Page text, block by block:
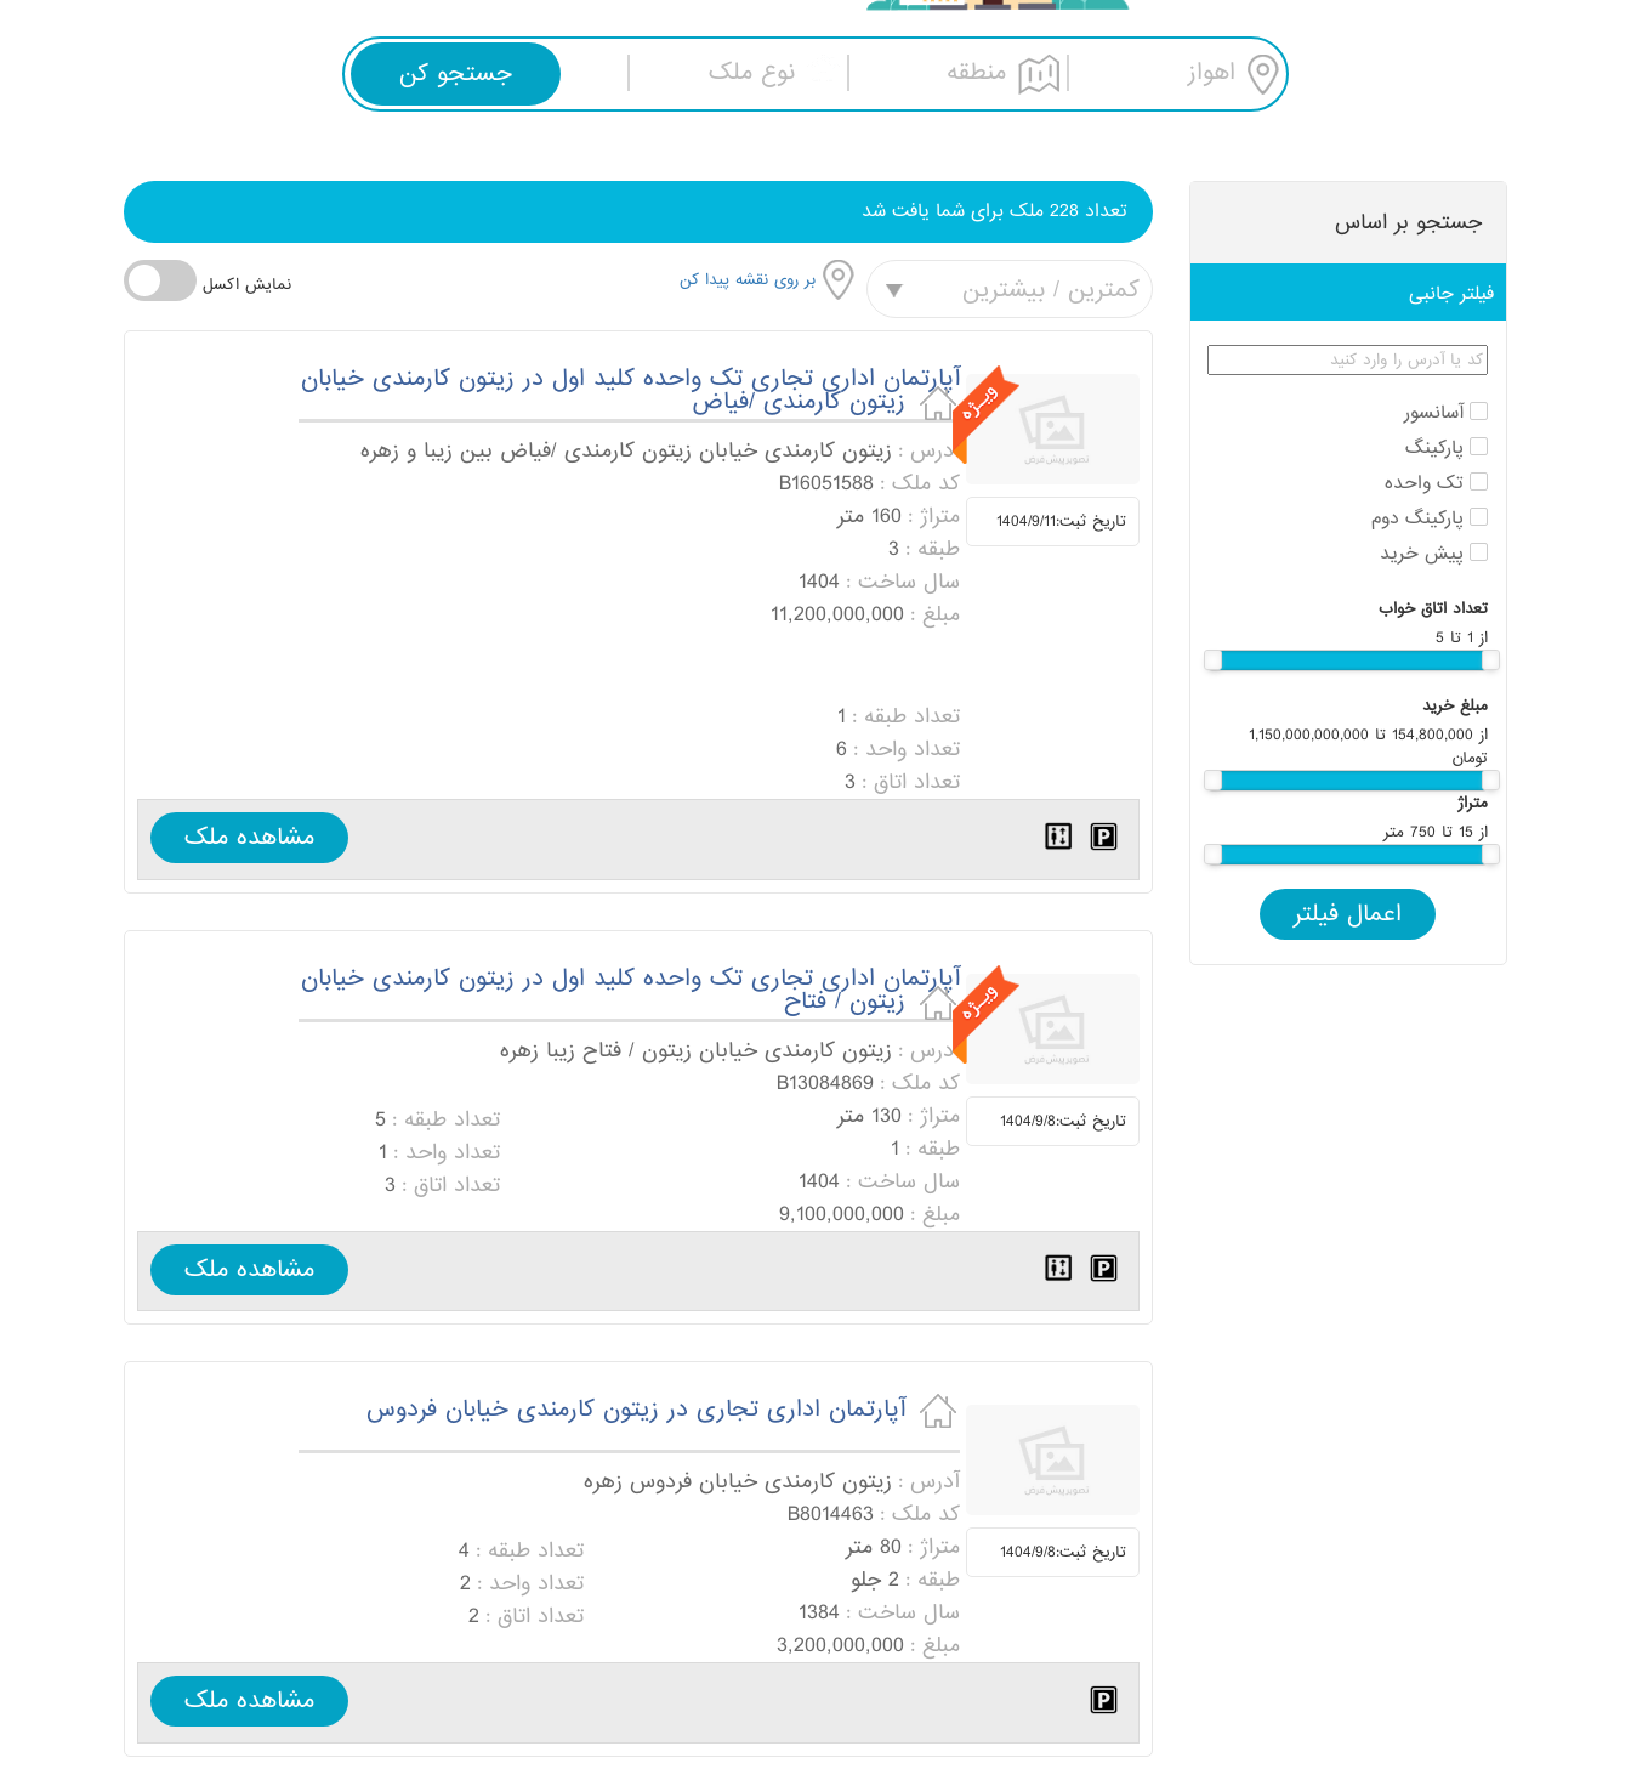
اهواز منطقه نوع ملک
جستجو بر اساس
فیلتر جانبی
آسانسور
پارکینگ
تک واحده
پارکینگ دوم
پیش خرید
تعداد اتاق خواب
از 1 تا 5
مبلغ خرید
از 154,800,000 تا 1,150,000,000,000
تومان
متراژ
از 15 تا 750 متر
اعمال فیلتر
تعداد 228 ملک برای شما یافت شد
کمترین / بیشترین بر روی نقشه پیدا کن نمایش اکسل
تاریخ ثبت:1404/9/11
آپارتمان اداری تجاری تک واحده کلید اول در زیتون کارمندی خیابان
زیتون کارمندی /فیاض
آدرس : زیتون کارمندی خیابان زیتون کارمندی /فیاض بین زیبا و زهره
کد ملک : B16051588
متراژ : 160 متر
طبقه : 3
سال ساخت : 1404
مبلغ : 11,200,000,000
تعداد طبقه : 1
تعداد واحد : 6
تعداد اتاق : 3
مشاهده ملک
تاریخ ثبت:1404/9/8
آپارتمان اداری تجاری تک واحده کلید اول در زیتون کارمندی خیابان
زیتون / فتاح
آدرس : زیتون کارمندی خیابان زیتون / فتاح زیبا زهره
کد ملک : B13084869
متراژ : 130 متر
طبقه : 1
سال ساخت : 1404
مبلغ : 9,100,000,000
تعداد طبقه : 5
تعداد واحد : 1
تعداد اتاق : 3
مشاهده ملک
تاریخ ثبت:1404/9/8
آپارتمان اداری تجاری در زیتون کارمندی خیابان فردوس
آدرس : زیتون کارمندی خیابان فردوس زهره
کد ملک : B8014463
متراژ : 80 متر
طبقه : 2 جلو
سال ساخت : 1384
مبلغ : 3,200,000,000
تعداد طبقه : 4
تعداد واحد : 2
تعداد اتاق : 2
مشاهده ملک